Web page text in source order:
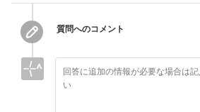
質問へのコメント